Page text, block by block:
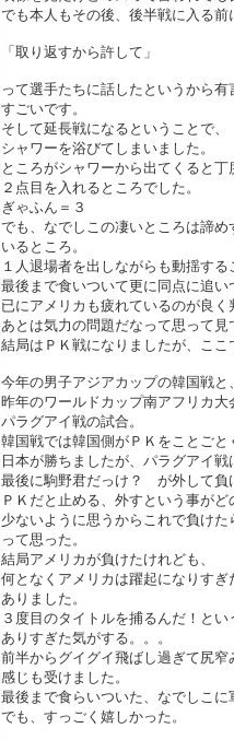
でも本人もその後、後半戦に入る前
「取り返すから許して」
って選手たちに話したというから有
すごいです。
そして延長戦になるということで、
シャワーを浴びてしまいました。
ところがシャワーから出てくると丁
２点目を入れるところでした。
ぎゃふん＝３
でも、なでしこの凄いところは諦め
いるところ。
１人退場者を出しながらも動揺する
最後まで食いついて更に同点に追い
已にアメリカも疲れているのが良く
あとは気力の問題だなって思って見
結局はＰＫ戦になりましたが、ここ
今年の男子アジアカップの韓国戦と
昨年のワールドカップ南アフリカ大
パラグアイ戦の試合。
韓国戦では韓国側がＰＫをことごと
日本が勝ちましたが、パラグアイ戦
最後に駒野君だっけ？ が外して負
ＰＫだと止める、外すという事が
少ないように思うからこれで負けた
って思った。
結局アメリカが負けたけれども、
何となくアメリカは躍起になりすぎ
ありました。
３度目のタイトルを捕るんだ！とい
ありすぎた気がする。。。
前半からグイグイ飛ばし過ぎて尻窄
感じも受けました。
最後まで食らいついた、なでしこ
でも、すっごく嬉しかった。